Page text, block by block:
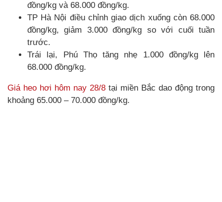
đồng/kg và 68.000 đồng/kg.
TP Hà Nội điều chỉnh giao dịch xuống còn 68.000
đồng/kg, giảm 3.000 đồng/kg so với cuối tuần
trước.
Trái lại, Phú Thọ tăng nhẹ 1.000 đồng/kg lên
68.000 đồng/kg.
Giá heo hơi hôm nay 28/8 tại miền Bắc dao động trong
khoảng 65.000 – 70.000 đồng/kg.